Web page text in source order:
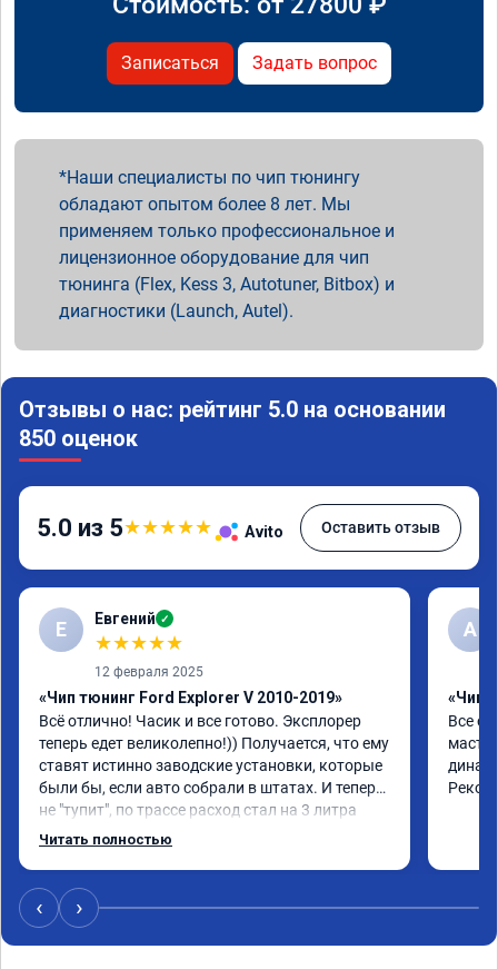
Записаться Задать вопрос
Наши специалисты по чип тюнингу
обладают опытом более 8 лет. Мы
применяем только профессиональное и
лицензионное оборудование для чип
тюнинга (Flex, Kess 3, Autotuner, Bitbox) и
диагностики (Launch, Autel).
Отзывы о нас: рейтинг 5.0 на основании
850 оценок
5.0 из 5★★★★★ Avito Оставить отзыв
Е Евгений ✓
★★★★★
12 февраля 2025
«Чип тюнинг Ford Explorer V 2010-2019»
Всё отлично! Часик и все готово. Эксплорер
теперь едет великолепно!)) Получается, что ему
ставят истинно заводские установки, которые
были бы, если авто собрали в штатах. И теперь
не "тупит", по трассе расход стал на 3 литра
ниже! По городу меньше, если ездить как до
доволен!))
Читать полностью
А
«Чип
Все
‹ ›